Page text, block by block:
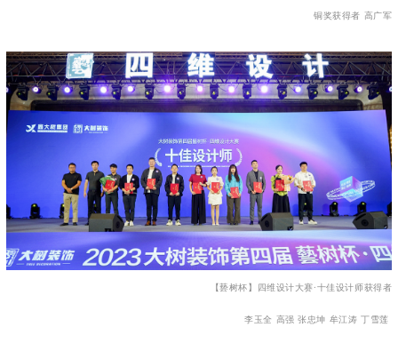
铜奖获得者 高广军
【兿树杯】四维设计大赛·十佳设计师获得者
李玉全 高强 张忠坤 牟江涛 丁雪莲